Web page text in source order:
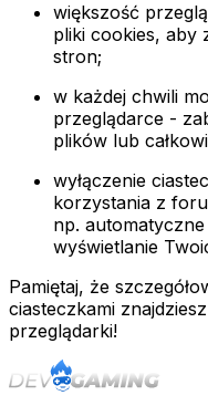
większość
pliki cookies, aby
stron;
w każdej chwili
przeglądarce -
plików lub
wyłączenie
korzystania z
np.
wyświetlanie
Pamiętaj, że
ciasteczkami
przeglądarki!